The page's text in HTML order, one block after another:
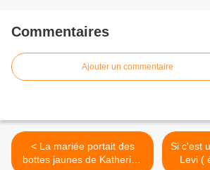
Commentaires
Ajouter un commentaire
< La mariée portait des
bottes jaunes de Katherine
Si c'est